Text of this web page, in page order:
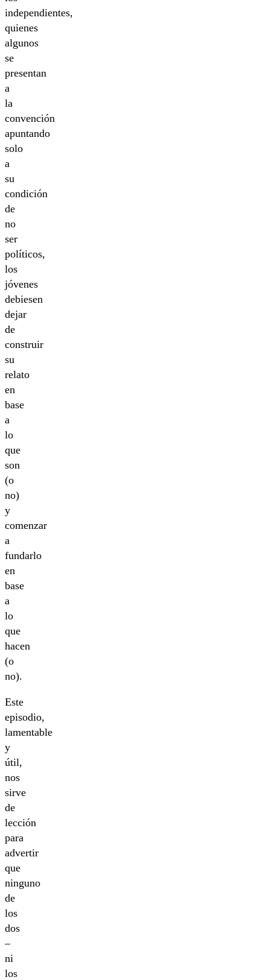
independientes,
quienes
algunos
se
presentan
a
la
convención
apuntando
solo
a
su
condición
de
no
ser
políticos,
los
jóvenes
debiesen
dejar
de
construir
su
relato
en
base
a
lo
que
son
(o
no)
y
comenzar
a
fundarlo
en
base
a
lo
que
hacen
(o
no).
Este
episodio,
lamentable
y
útil,
nos
sirve
de
lección
para
advertir
que
ninguno
de
los
dos
–
ni
los